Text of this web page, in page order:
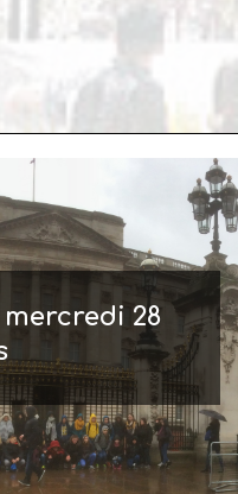
mercredi 28